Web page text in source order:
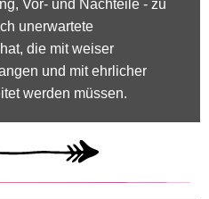
Vor- und Nachteile - zu
unerwartete
die mit weiser
und mit ehrlicher
werden müssen.